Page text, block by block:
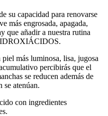
su capacidad para renovarse
más engrosada, apagada,
que añadir a nuestra rutina
más luminosa, lisa, jugosa
percibirás que el
se reducen además de
se atenúan.
con ingredientes